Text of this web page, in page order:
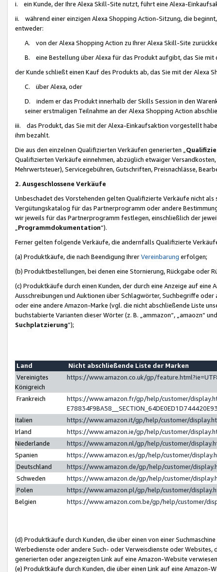
i. ein Kunde, der Ihre Alexa Skill-Site nutzt, führt eine Alexa-
ii. während einer einzigen Alexa Shopping Action-Sitzung, die
entweder:
A. von der Alexa Shopping Action zu Ihrer Alexa Skill-Site
B. eine Bestellung über Alexa für das Produkt aufgibt, das Sie mit
der Kunde schließt einen Kauf des Produkts ab, das Sie mit der Alexa
C. über Alexa, oder
D. indem er das Produkt innerhalb der Skills Session in den
seiner erstmaligen Teilnahme an der Alexa Shopping Action
iii. das Produkt, das Sie mit der Alexa-Einkaufsaktion vorgestellt
ihm bezahlt.
Die aus den einzelnen Qualifizierten Verkäufen generierten „
Qualifizierten Verkäufe einnehmen, abzüglich etwaiger
Mehrwertsteuer), Servicegebühren, Gutschriften, Preisnachlässe,
2. Ausgeschlossene Verkäufe
Unbeschadet des Vorstehenden gelten Qualifizierte Verkäufe nicht
Vergütungskatalog für das Partnerprogramm oder andere
wir jeweils für das Partnerprogramm festlegen, einschließlich der
Programmdokumentation“).
Ferner gelten folgende Verkäufe, die andernfalls Qualifizierte
(a) Produktkäufe, die nach Beendigung IhrerVereinbarung erfolgen;
(b) Produktbestellungen, bei denen eine Stornierung, Rückgabe oder
(c) Produktkäufe durch einen Kunden, der durch eine Anzeige auf
Ausschreibungen und Auktionen über Schlagwörter, Suchbegriffe
oder eine andere Amazon-Marke (vgl. die nicht abschließende Liste
buchstabierte Varianten dieser Wörter (z. B. „ammazon“, „amaozn“
Suchplatzierung”);
Land
Nicht abschließende Liste der Marken
Vereinigtes
Königreich
https://www.amazon.co.uk/gp/
Frankreich
https://www.amazon.fr/gp/help/customer/
Italien
https://www.amazon.it/gp/help/customer/
Irland
https://www.amazon.ie/gp/help/customer/
Niederlande
https://www.amazon.nl/gp/help/customer/
Spanien
https://www.amazon.es/gp/help/customer/
Deutschland
https://www.amazon.de/gp/help/customer/
Schweden
https://www.amazon.de/gp/help/customer/
Polen
https://www.amazon.pl/gp/help/customer/
Belgien
https://www.amazon.com.be/gp/help/customer/
(d) Produktkäufe durch Kunden, die über einen von einer
Werbedienste oder andere Such- oder Verweisdienste oder Websites,
generierten oder angezeigten Link auf eine Amazon-Website
(e) Produktkäufe durch Kunden, die über einen Link auf eine